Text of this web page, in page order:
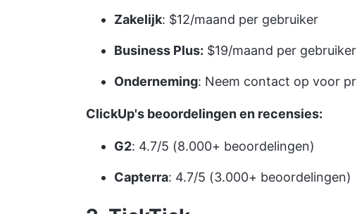
Zakelijk: $12/maand per gebruiker
Business Plus: $19/maand per gebruiker
Onderneming: Neem contact op voor
ClickUp's beoordelingen en recensies:
G2: 4.7/5 (8.000+ beoordelingen)
Capterra: 4.7/5 (3.000+ beoordelingen)